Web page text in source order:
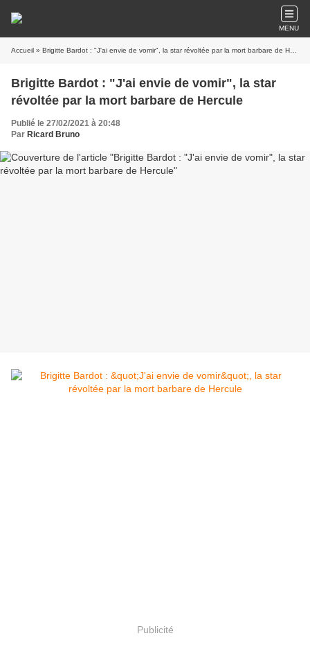
MENU
Accueil » Brigitte Bardot : "J'ai envie de vomir", la star révoltée par la mort barbare de Hercule
Brigitte Bardot : "J'ai envie de vomir", la star
révoltée par la mort barbare de Hercule
Publié le 27/02/2021 à 20:48
Par Ricard Bruno
Publicité